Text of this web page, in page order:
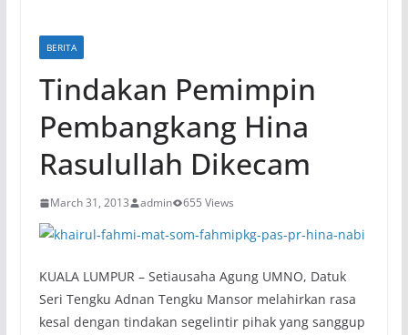
BERITA
Tindakan Pemimpin
Pembangkang Hina
Rasulullah Dikecam
March 31, 2013 admin 655 Views
KUALA LUMPUR – Setiausaha Agung UMNO, Datuk
Seri Tengku Adnan Tengku Mansor melahirkan rasa
kesal dengan tindakan segelintir pihak yang sanggup